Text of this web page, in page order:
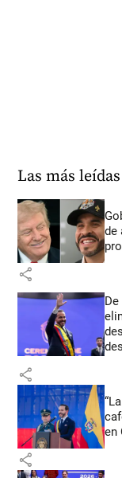
Las más leídas
de
share
share
en
share